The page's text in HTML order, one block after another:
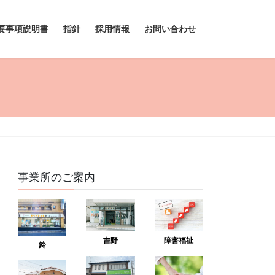
事項説明書 指針 採用情報 お問い合わせ
事業所のご案内
鈴 吉野 障害福祉